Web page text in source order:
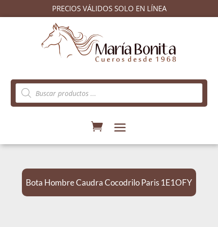
PRECIOS VÁLIDOS SOLO EN LÍNEA
Búsqueda
de
productos
Bota Hombre Caudra Cocodrilo Paris 1E1OFY